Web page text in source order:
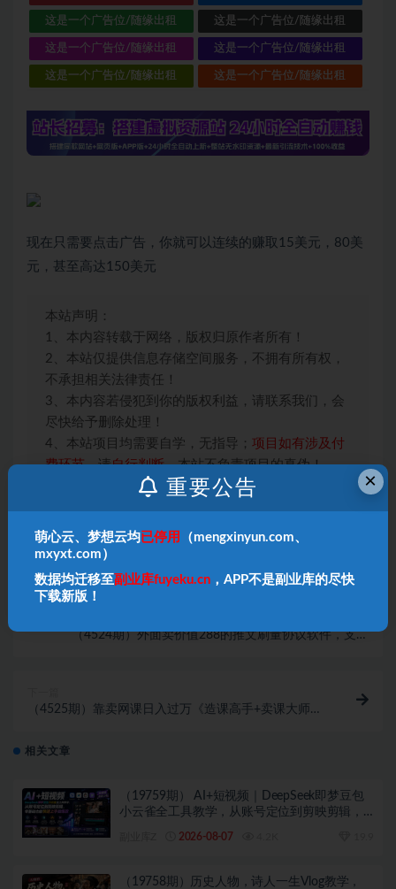
这是一个广告位/随缘出租 这是一个广告位/随缘出租
这是一个广告位/随缘出租 这是一个广告位/随缘出租
这是一个广告位/随缘出租 这是一个广告位/随缘出租
现在只需要点击广告，你就可以连续的赚取15美元，80美
元，甚至高达150美元
本站声明：
1、本内容转载于网络，版权归原作者所有！
2、本站仅提供信息存储空间服务，不拥有所有权，
不承担相关法律责任！
3、本内容若侵犯到你的版权利益，请联系我们，会
尽快给予删除处理！
4、本站项目均需要自学，无指导； 项目如有涉及付
费环节，请自行判断，本站不负责项目的真伪！
收藏 海报 链接
（4524期）外面卖价值288的推文刷量协议软件，支持
（4525期）靠卖网课日入过万《造课高手+卖课大师》
相关文章
（19759期） AI+短视频｜DeepSeek即梦豆包
小云雀全工具教学，从账号定位到剪映剪辑，
2026-08-07
（19758期）历史人物，诗人一生Vlog教学，
×
重要公告
萌心云、梦想云均 已停用
（mengxinyun.com、
mxyxt.com）
数据均迁移至副业库fuyeku.cn ，APP不是副业库的尽快
下载新版！